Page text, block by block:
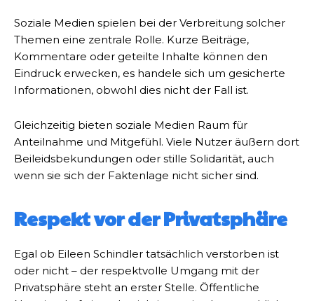
Soziale Medien spielen bei der Verbreitung solcher
Themen eine zentrale Rolle. Kurze Beiträge,
Kommentare oder geteilte Inhalte können den
Eindruck erwecken, es handele sich um gesicherte
Informationen, obwohl dies nicht der Fall ist.
Gleichzeitig bieten soziale Medien Raum für
Anteilnahme und Mitgefühl. Viele Nutzer äußern dort
Beileidsbekundungen oder stille Solidarität, auch
wenn sie sich der Faktenlage nicht sicher sind.
Respekt vor der Privatsphäre
Egal ob Eileen Schindler tatsächlich verstorben ist
oder nicht – der respektvolle Umgang mit der
Privatsphäre steht an erster Stelle. Öffentliche